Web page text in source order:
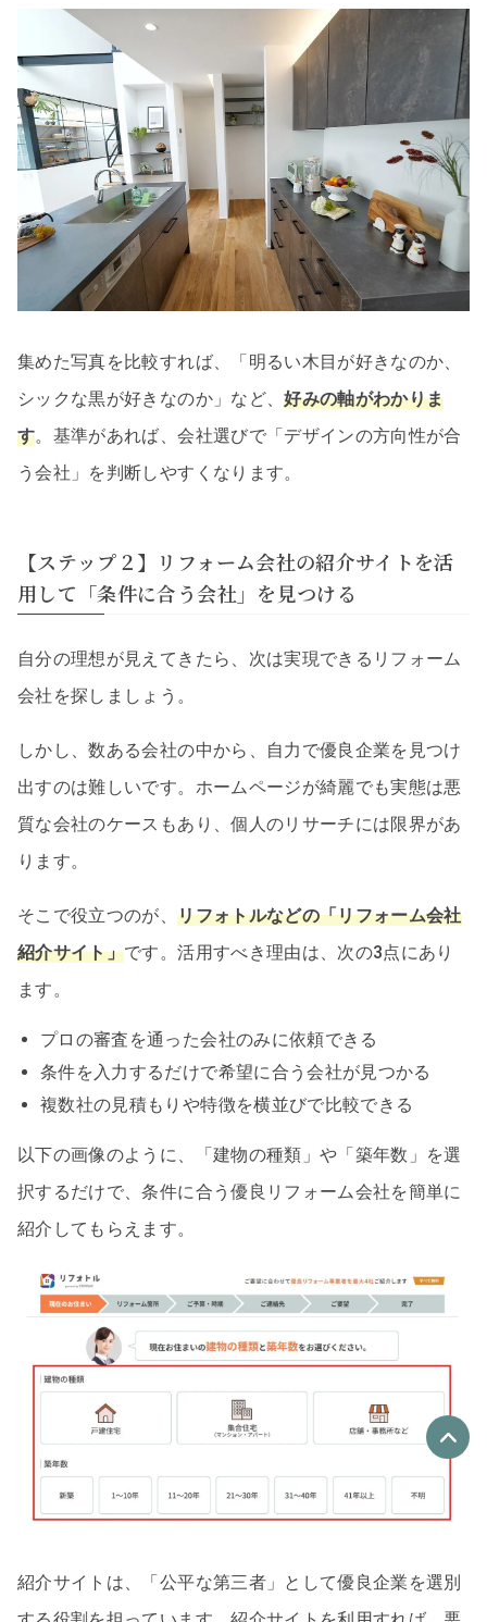
集めた写真を比較すれば、「明るい木目が好きなのか、
シックな黒が好きなのか」など、好みの軸がわかりま
す。基準があれば、会社選びで「デザインの方向性が合
う会社」を判断しやすくなります。
【ステップ２】リフォーム会社の紹介サイトを活
用して「条件に合う会社」を見つける
自分の理想が見えてきたら、次は実現できるリフォーム
会社を探しましょう。
しかし、数ある会社の中から、自力で優良企業を見つけ
出すのは難しいです。ホームページが綺麗でも実態は悪
質な会社のケースもあり、個人のリサーチには限界があ
ります。
そこで役立つのが、リフォトルなどの「リフォーム会社
紹介サイト」です。活用すべき理由は、次の3点にあり
ます。
プロの審査を通った会社のみに依頼できる
条件を入力するだけで希望に合う会社が見つかる
複数社の見積もりや特徴を横並びで比較できる
以下の画像のように、「建物の種類」や「築年数」を選
択するだけで、条件に合う優良リフォーム会社を簡単に
紹介してもらえます。
紹介サイトは、「公平な第三者」として優良企業を選別
優良なリフォーム会社
最大4社
リフォーム会社紹介 を申し込む